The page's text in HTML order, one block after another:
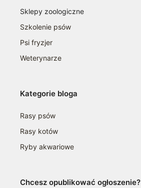
Sklepy zoologiczne
Szkolenie psów
Psi fryzjer
Weterynarze
Kategorie bloga
Rasy psów
Rasy kotów
Ryby akwariowe
Chcesz opublikować ogłoszenie?